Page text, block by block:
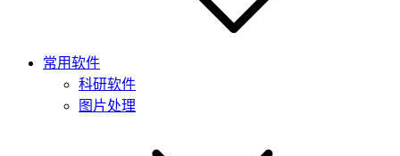
常用软件
科研软件
图片处理